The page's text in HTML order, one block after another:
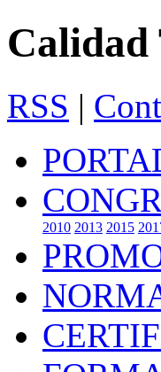
RSS |
2010 2013 2015